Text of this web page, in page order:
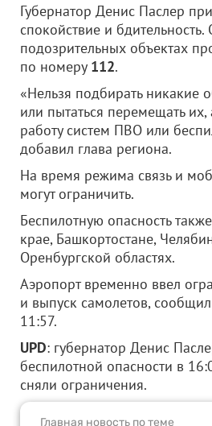
Губернатор Денис Паслер
спокойствие и бдительность.
подозрительных объектах
по номеру 112.
«Нельзя подбирать никакие
или пытаться перемещать их,
работу систем ПВО или
добавил глава региона.
На время режима связь и
могут ограничить.
Беспилотную опасность
крае, Башкортостане,
Оренбургской областях.
Аэропорт временно ввел
и выпуск самолетов,
11:57.
UPD: губернатор Денис
беспилотной опасности в
сняли ограничения.
Главная новость по теме